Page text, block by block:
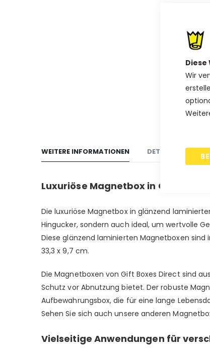
Diese
Wir
WEITERE INFORMATIONEN
Luxuriöse Magnetbox in Gold,
Die luxuriöse Magnetbox in glänzend
Hingucker, sondern auch ideal, um wertvolle
Diese glänzend laminierten Magnetboxen sind
33,3 x 9,7 cm.
Die Magnetboxen von Gift Boxes Direct sind
Schutz vor Abnutzung bietet. Der robuste
Aufbewahrungsbox, die für eine lange
Sehen Sie sich auch unsere anderen
Vielseitige Anwendungen für
DETAILS